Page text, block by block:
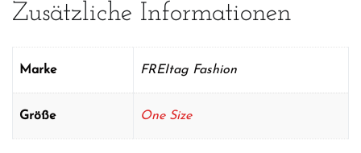
Zusätzliche Informationen
Marke FREItag Fashion
Größe One Size